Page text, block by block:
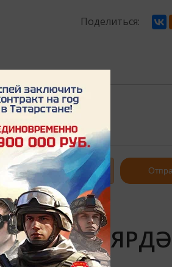
Поделиться:
Авторизоваться
ИТӘРГӘ